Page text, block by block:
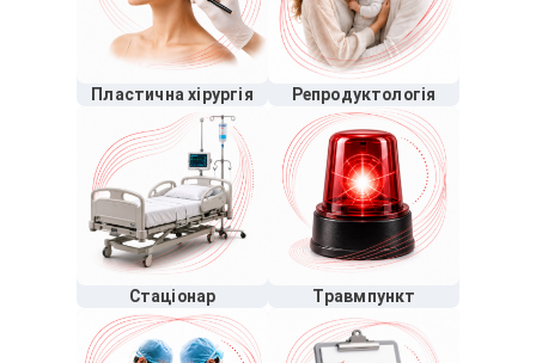
Пластична хірургія Репродуктологія
Стаціонар Травмпункт